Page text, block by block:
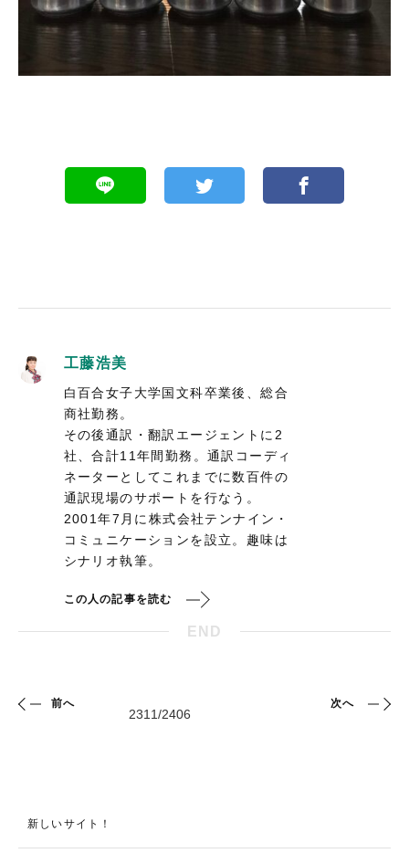
工藤浩美
白百合女子大学国文科卒業後、総合
商社勤務。
その後通訳・翻訳エージェントに2
社、合計11年間勤務。通訳コーディ
ネーターとしてこれまでに数百件の
通訳現場のサポートを行なう。
2001年7月に株式会社テンナイン・
コミュニケーションを設立。趣味は
シナリオ執筆。
この人の記事を読む
END
前へ 次へ
新しいサイト！